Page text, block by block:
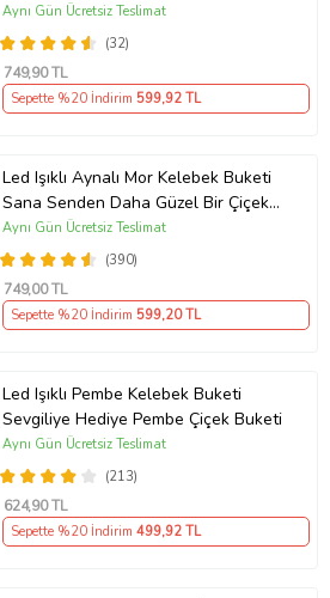
(32)
Aynı Gün Ücretsiz Teslimat
749,90 TL
Sepette %20 İndirim 599,92 TL
Led Işıklı Aynalı Mor Kelebek Buketi
Sana Senden Daha Güzel Bir Çiçek
Bulamadım Ayna Buket Sevgiliye
Hediye
(390)
Aynı Gün Ücretsiz Teslimat
749,00 TL
Sepette %20 İndirim 599,20 TL
Led Işıklı Pembe Kelebek Buketi
Sevgiliye Hediye Pembe Çiçek Buketi
(213)
Aynı Gün Ücretsiz Teslimat
624,90 TL
Sepette %20 İndirim 499,92 TL